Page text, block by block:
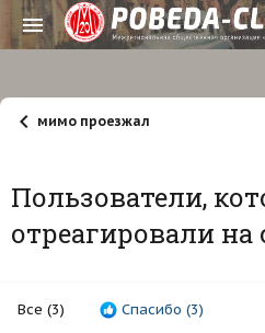
мимо проезжал
Пользователи,
отреагировали на
Все (3) Спасибо (3)